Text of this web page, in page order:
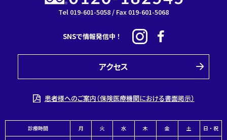
Tel 019-601-5058 / Fax 019-601-5068
SNSで情報発信中！
アクセス
患者様へのご案内（保険医療機関における書面掲示）
診療時間 月 火 水 木 金 土 日・祝